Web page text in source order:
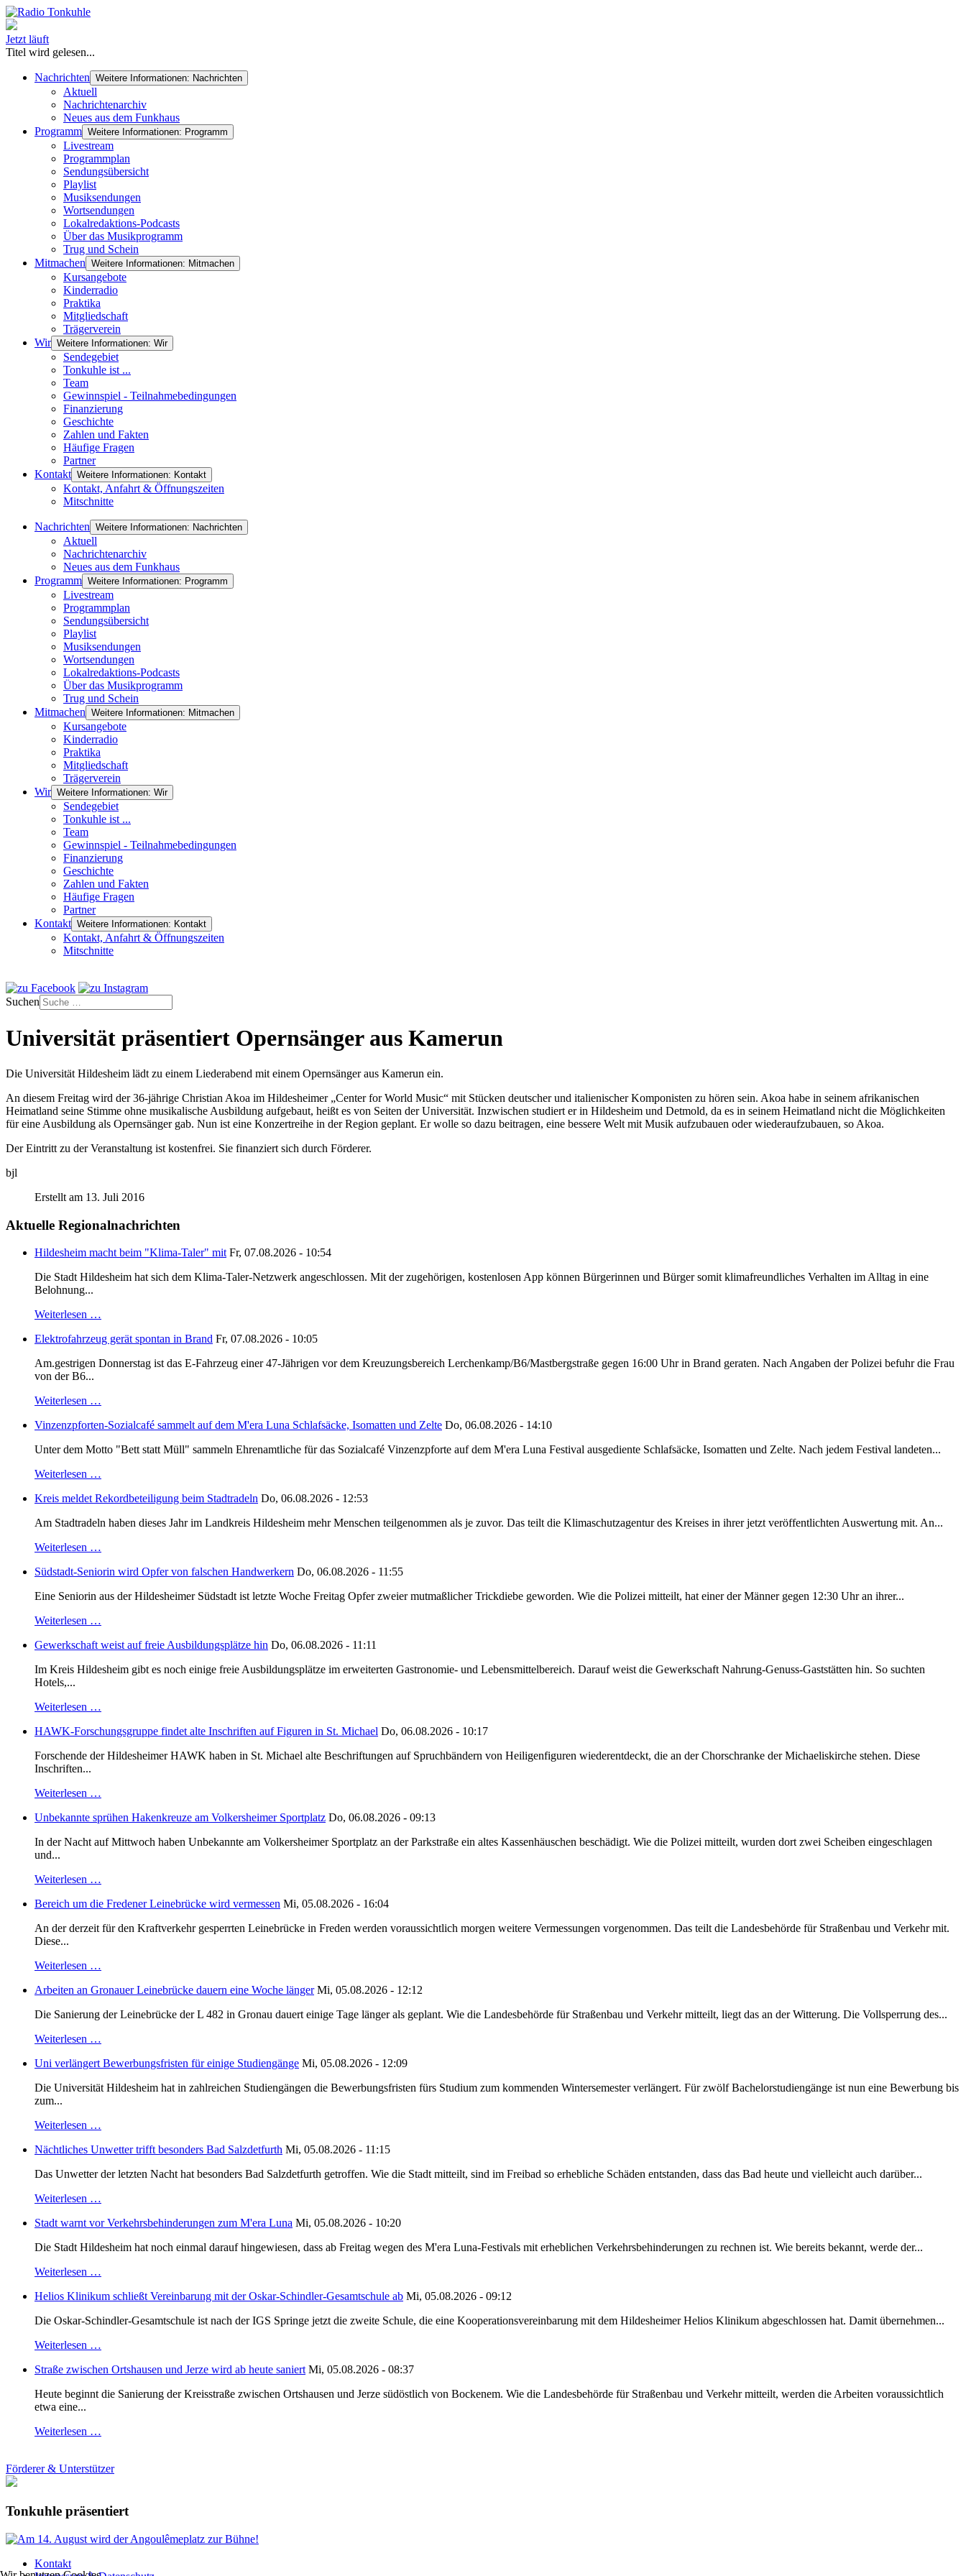
Jetzt läuft
Titel wird gelesen...
Nachrichten Weitere Informationen: Nachrichten
Aktuell
Nachrichtenarchiv
Neues aus dem Funkhaus
Programm Weitere Informationen: Programm
Livestream
Programmplan
Sendungsübersicht
Playlist
Musiksendungen
Wortsendungen
Lokalredaktions-Podcasts
Über das Musikprogramm
Trug und Schein
Mitmachen Weitere Informationen: Mitmachen
Kursangebote
Kinderradio
Praktika
Mitgliedschaft
Trägerverein
Wir Weitere Informationen: Wir
Sendegebiet
Tonkuhle ist ...
Team
Gewinnspiel - Teilnahmebedingungen
Finanzierung
Geschichte
Zahlen und Fakten
Häufige Fragen
Partner
Kontakt Weitere Informationen: Kontakt
Kontakt, Anfahrt & Öffnungszeiten
Mitschnitte
Nachrichten Weitere Informationen: Nachrichten
Aktuell
Nachrichtenarchiv
Neues aus dem Funkhaus
Programm Weitere Informationen: Programm
Livestream
Programmplan
Sendungsübersicht
Playlist
Musiksendungen
Wortsendungen
Lokalredaktions-Podcasts
Über das Musikprogramm
Trug und Schein
Mitmachen Weitere Informationen: Mitmachen
Kursangebote
Kinderradio
Praktika
Mitgliedschaft
Trägerverein
Wir Weitere Informationen: Wir
Sendegebiet
Tonkuhle ist ...
Team
Gewinnspiel - Teilnahmebedingungen
Finanzierung
Geschichte
Zahlen und Fakten
Häufige Fragen
Partner
Kontakt Weitere Informationen: Kontakt
Kontakt, Anfahrt & Öffnungszeiten
Mitschnitte
Suchen
Universität präsentiert Opernsänger aus Kamerun
Die Universität Hildesheim lädt zu einem Liederabend mit einem Opernsänger aus Kamerun ein.
An diesem Freitag wird der 36-jährige Christian Akoa im Hildesheimer „Center for World Music“ mit Stücken deutscher und italienischer Komponisten zu hören sein. Akoa habe in seinem afrikanischen
Heimatland seine Stimme ohne musikalische Ausbildung aufgebaut, heißt es von Seiten der Universität. Inzwischen studiert er in Hildesheim und Detmold, da es in seinem Heimatland nicht die Möglichkeiten
für eine Ausbildung als Opernsänger gab. Nun ist eine Konzertreihe in der Region geplant. Er wolle so dazu beitragen, eine bessere Welt mit Musik aufzubauen oder wiederaufzubauen, so Akoa.
Der Eintritt zu der Veranstaltung ist kostenfrei. Sie finanziert sich durch Förderer.
bjl
Erstellt am 13. Juli 2016
Aktuelle Regionalnachrichten
Hildesheim macht beim "Klima-Taler" mit Fr, 07.08.2026 - 10:54
Die Stadt Hildesheim hat sich dem Klima-Taler-Netzwerk angeschlossen. Mit der zugehörigen, kostenlosen App können Bürgerinnen und Bürger somit klimafreundliches Verhalten im Alltag in eine
Belohnung...
Weiterlesen …
Elektrofahrzeug gerät spontan in Brand Fr, 07.08.2026 - 10:05
Am.gestrigen Donnerstag ist das E-Fahrzeug einer 47-Jährigen vor dem Kreuzungsbereich Lerchenkamp/B6/Mastbergstraße gegen 16:00 Uhr in Brand geraten. Nach Angaben der Polizei befuhr die Frau
von der B6...
Weiterlesen …
Vinzenzpforten-Sozialcafé sammelt auf dem M'era Luna Schlafsäcke, Isomatten und Zelte Do, 06.08.2026 - 14:10
Unter dem Motto "Bett statt Müll" sammeln Ehrenamtliche für das Sozialcafé Vinzenzpforte auf dem M'era Luna Festival ausgediente Schlafsäcke, Isomatten und Zelte. Nach jedem Festival landeten...
Weiterlesen …
Kreis meldet Rekordbeteiligung beim Stadtradeln Do, 06.08.2026 - 12:53
Am Stadtradeln haben dieses Jahr im Landkreis Hildesheim mehr Menschen teilgenommen als je zuvor. Das teilt die Klimaschutzagentur des Kreises in ihrer jetzt veröffentlichten Auswertung mit. An...
Weiterlesen …
Südstadt-Seniorin wird Opfer von falschen Handwerkern Do, 06.08.2026 - 11:55
Eine Seniorin aus der Hildesheimer Südstadt ist letzte Woche Freitag Opfer zweier mutmaßlicher Trickdiebe geworden. Wie die Polizei mitteilt, hat einer der Männer gegen 12:30 Uhr an ihrer...
Weiterlesen …
Gewerkschaft weist auf freie Ausbildungsplätze hin Do, 06.08.2026 - 11:11
Im Kreis Hildesheim gibt es noch einige freie Ausbildungsplätze im erweiterten Gastronomie- und Lebensmittelbereich. Darauf weist die Gewerkschaft Nahrung-Genuss-Gaststätten hin. So suchten
Hotels,...
Weiterlesen …
HAWK-Forschungsgruppe findet alte Inschriften auf Figuren in St. Michael Do, 06.08.2026 - 10:17
Forschende der Hildesheimer HAWK haben in St. Michael alte Beschriftungen auf Spruchbändern von Heiligenfiguren wiederentdeckt, die an der Chorschranke der Michaeliskirche stehen. Diese
Inschriften...
Weiterlesen …
Unbekannte sprühen Hakenkreuze am Volkersheimer Sportplatz Do, 06.08.2026 - 09:13
In der Nacht auf Mittwoch haben Unbekannte am Volkersheimer Sportplatz an der Parkstraße ein altes Kassenhäuschen beschädigt. Wie die Polizei mitteilt, wurden dort zwei Scheiben eingeschlagen
und...
Weiterlesen …
Bereich um die Fredener Leinebrücke wird vermessen Mi, 05.08.2026 - 16:04
An der derzeit für den Kraftverkehr gesperrten Leinebrücke in Freden werden voraussichtlich morgen weitere Vermessungen vorgenommen. Das teilt die Landesbehörde für Straßenbau und Verkehr mit.
Diese...
Weiterlesen …
Arbeiten an Gronauer Leinebrücke dauern eine Woche länger Mi, 05.08.2026 - 12:12
Die Sanierung der Leinebrücke der L 482 in Gronau dauert einige Tage länger als geplant. Wie die Landesbehörde für Straßenbau und Verkehr mitteilt, liegt das an der Witterung. Die Vollsperrung des...
Weiterlesen …
Uni verlängert Bewerbungsfristen für einige Studiengänge Mi, 05.08.2026 - 12:09
Die Universität Hildesheim hat in zahlreichen Studiengängen die Bewerbungsfristen fürs Studium zum kommenden Wintersemester verlängert. Für zwölf Bachelorstudiengänge ist nun eine Bewerbung bis
zum...
Weiterlesen …
Nächtliches Unwetter trifft besonders Bad Salzdetfurth Mi, 05.08.2026 - 11:15
Das Unwetter der letzten Nacht hat besonders Bad Salzdetfurth getroffen. Wie die Stadt mitteilt, sind im Freibad so erhebliche Schäden entstanden, dass das Bad heute und vielleicht auch darüber...
Weiterlesen …
Stadt warnt vor Verkehrsbehinderungen zum M'era Luna Mi, 05.08.2026 - 10:20
Die Stadt Hildesheim hat noch einmal darauf hingewiesen, dass ab Freitag wegen des M'era Luna-Festivals mit erheblichen Verkehrsbehinderungen zu rechnen ist. Wie bereits bekannt, werde der...
Weiterlesen …
Helios Klinikum schließt Vereinbarung mit der Oskar-Schindler-Gesamtschule ab Mi, 05.08.2026 - 09:12
Die Oskar-Schindler-Gesamtschule ist nach der IGS Springe jetzt die zweite Schule, die eine Kooperationsvereinbarung mit dem Hildesheimer Helios Klinikum abgeschlossen hat. Damit übernehmen...
Weiterlesen …
Straße zwischen Ortshausen und Jerze wird ab heute saniert Mi, 05.08.2026 - 08:37
Heute beginnt die Sanierung der Kreisstraße zwischen Ortshausen und Jerze südöstlich von Bockenem. Wie die Landesbehörde für Straßenbau und Verkehr mitteilt, werden die Arbeiten voraussichtlich
etwa eine...
Weiterlesen …
Förderer & Unterstützer
Tonkuhle präsentiert
Kontakt